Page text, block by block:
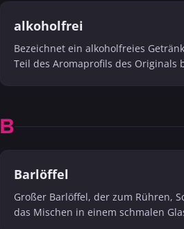
alkoholfrei
Bezeichnet ein alkoholfreies
Teil des Aromaprofils des Originals
B
Barlöffel
Großer Barlöffel, der zum Rühren,
das Mischen in einem schmalen